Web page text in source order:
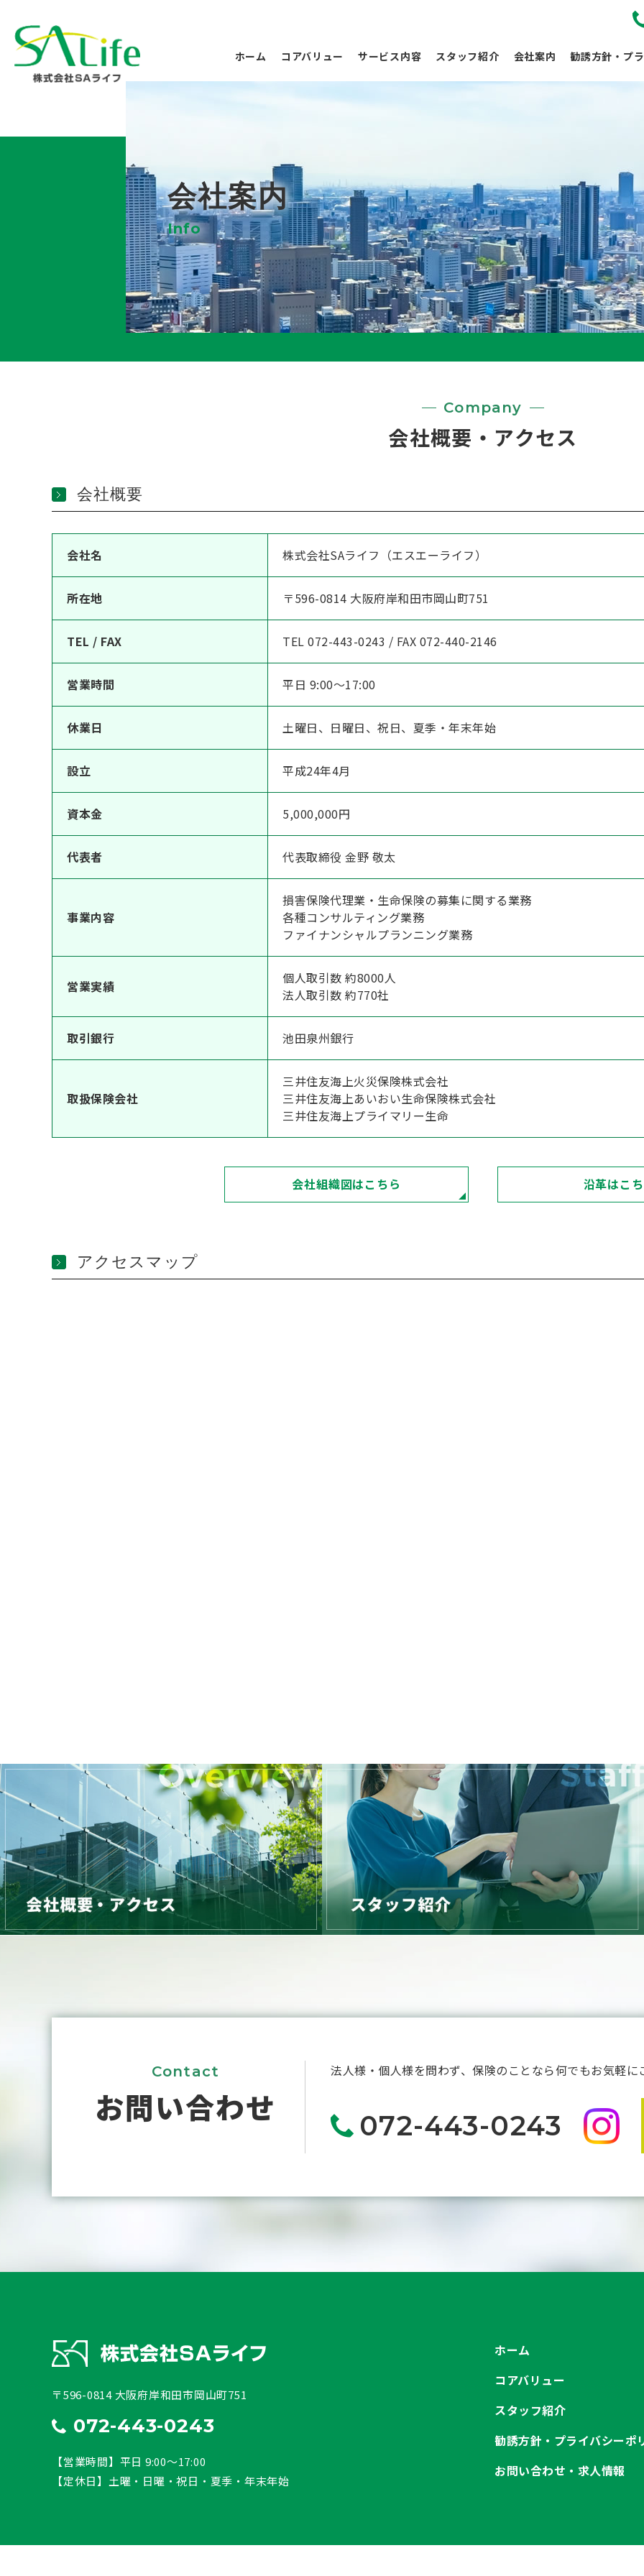
ホーム コアバリュー サービス内容 スタッフ紹介 会社案内 勧誘方針・プ
会社案内
Info
Company
会社概要・アクセス
会社概要
会社名 株式会社SAライフ（エスエーライフ）
所在地 〒596-0814 大阪府岸和田市岡山町751
TEL / FAX TEL 072-443-0243 / FAX 072-440-2146
営業時間 平日 9:00～17:00
休業日 土曜日、日曜日、祝日、夏季・年末年始
設立 平成24年4月
資本金 5,000,000円
代表者 代表取締役 金野 敬太
事業内容
損害保険代理業・生命保険の募集に関する業務
各種コンサルティング業務
ファイナンシャルプランニング業務
営業実績
個人取引数 約8000人
法人取引数 約770社
取引銀行 池田泉州銀行
取扱保険会社
三井住友海上火災保険株式会社
三井住友海上あいおい生命保険株式会社
三井住友海上プライマリー生命
会社組織図はこちら 沿革はこ
アクセスマップ
Contact
お問い合わせ
法人様・個人様を問わず、保険のことなら何でもお気軽に
072-443-0243
〒596-0814 大阪府岸和田市岡山町751
072-443-0243
【営業時間】平日 9:00～17:00
【定休日】土曜・日曜・祝日・夏季・年末年始
ホーム
コアバリュー
スタッフ紹介
勧誘方針・プライバシーポ
お問い合わせ・求人情報